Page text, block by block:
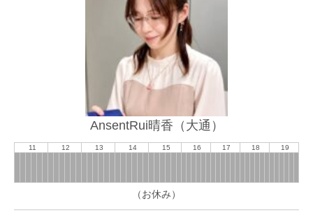
AnsentRui晴香（大通）
11 12 13 14 15 16 17 18 19
（お休み）